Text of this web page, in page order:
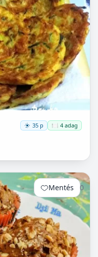
35 p 🍽️ 4 adag
Mentés 0